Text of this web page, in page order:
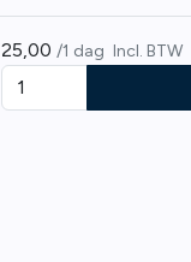
25,00 /1 dag Incl. BTW